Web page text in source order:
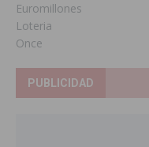
Euromillones
Loteria
Once
PUBLICIDAD